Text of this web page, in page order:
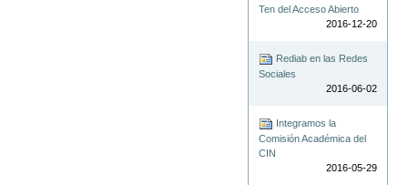
Ten del Acceso Abierto
2016-12-20
Rediab en las Redes
Sociales
2016-06-02
Integramos la
Comisión Académica del
CIN
2016-05-29